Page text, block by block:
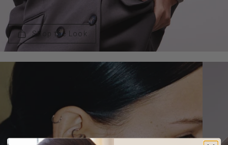
Shop the Look